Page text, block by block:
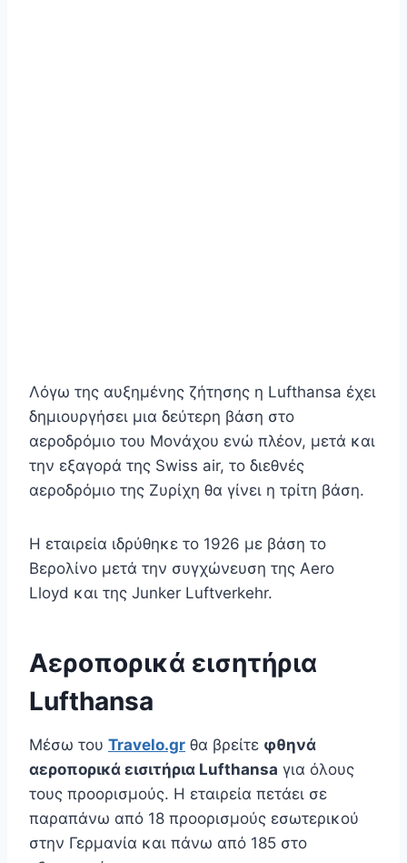
Λόγω της αυξημένης ζήτησης η Lufthansa έχει
δημιουργήσει μια δεύτερη βάση στο
αεροδρόμιο του Μονάχου ενώ πλέον, μετά και
την εξαγορά της Swiss air, το διεθνές
αεροδρόμιο της Ζυρίχη θα γίνει η τρίτη βάση.
Η εταιρεία ιδρύθηκε το 1926 με βάση το
Βερολίνο μετά την συγχώνευση της Aero
Lloyd και της Junker Luftverkehr.
Αεροπορικά εισητήρια
Lufthansa
Μέσω του Travelo.gr θα βρείτε φθηνά
αεροπορικά εισιτήρια Lufthansa για όλους
τους προορισμούς. Η εταιρεία πετάει σε
παραπάνω από 18 προορισμούς εσωτερικού
στην Γερμανία και πάνω από 185 στο